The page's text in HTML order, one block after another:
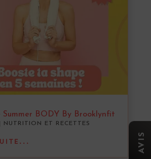
Summer BODY By Brooklynfit
NUTRITION ET RECETTES
AVIS